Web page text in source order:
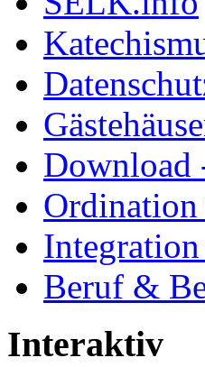
Download
Ordination
Beruf &
Interaktiv